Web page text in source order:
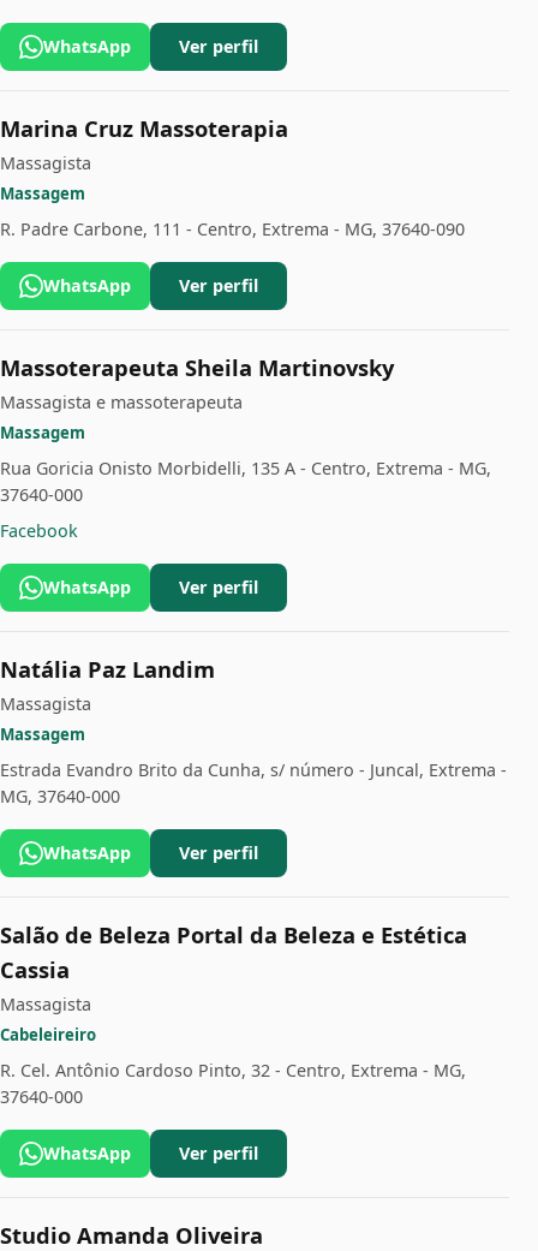
WhatsApp Ver perfil
Marina Cruz Massoterapia
Massagista
Massagem
R. Padre Carbone, 111 - Centro, Extrema - MG, 37640-090
WhatsApp Ver perfil
Massoterapeuta Sheila Martinovsky
Massagista e massoterapeuta
Massagem
Rua Goricia Onisto Morbidelli, 135 A - Centro, Extrema - MG,
37640-000
Facebook
WhatsApp Ver perfil
Natália Paz Landim
Massagista
Massagem
Estrada Evandro Brito da Cunha, s/ número - Juncal, Extrema -
MG, 37640-000
WhatsApp Ver perfil
Salão de Beleza Portal da Beleza e Estética
Cassia
Massagista
Cabeleireiro
R. Cel. Antônio Cardoso Pinto, 32 - Centro, Extrema - MG,
37640-000
WhatsApp Ver perfil
Studio Amanda Oliveira